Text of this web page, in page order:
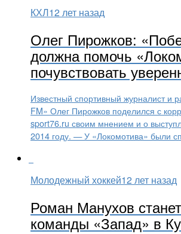
КХЛ12 лет назад
Олег Пирожков:
должна помочь
почувствовать
Известный спортивный журналист и
FM» Олег Пирожков поделился с
sport76.ru своим мнением и о
2014 году. — У «Локомотива» были
Молодежный хоккей12 лет назад
Роман Манухов
команды «Запад» в